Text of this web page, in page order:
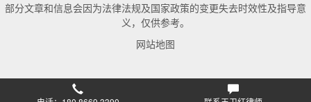
部分文章和信息会因为法律法规及国家政策的变更失去时效性及指导意
义，仅供参考。
网站地图